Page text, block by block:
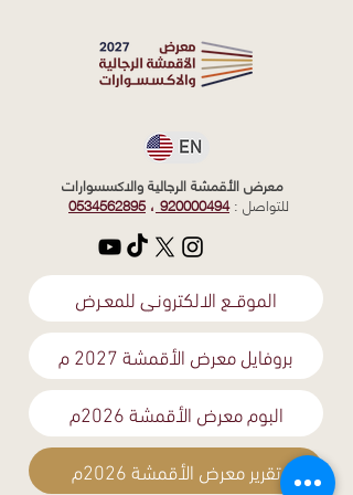
معرض الأقمشة الرجالية والاكسسوارات
للتواصل :920000494 ، 0534562895
الموقــع الالكترونـي للمعـرض
بروفايل معرض الأقمشة 2027 م
البوم معرض الأقمشة 2026م
تقرير معرض الأقمشة 2026م